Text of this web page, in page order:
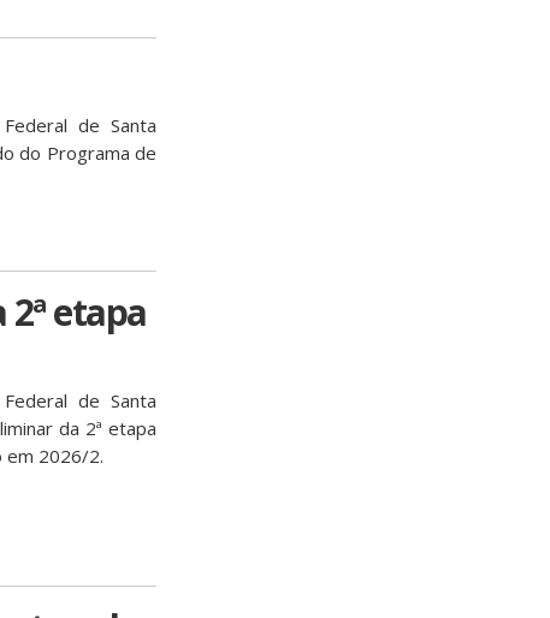
de Santa
do Programa de
etapa
de Santa
da 2ª etapa
em 2026/2.